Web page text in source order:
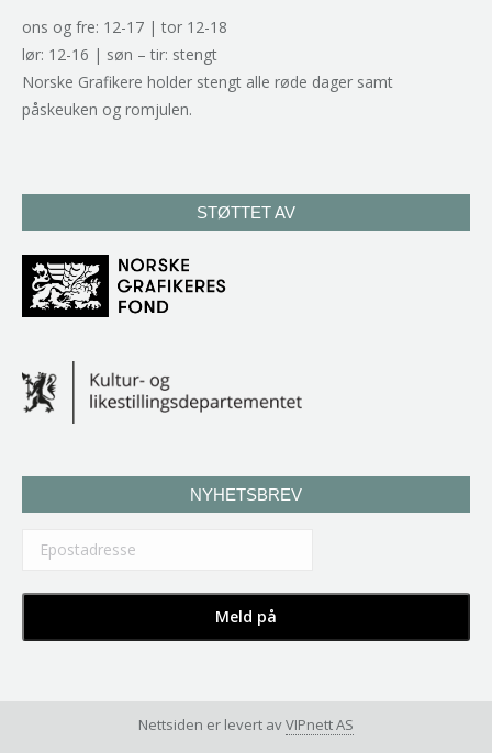
ons og fre: 12-17 | tor 12-18
lør: 12-16 | søn – tir: stengt
Norske Grafikere holder stengt alle røde dager samt
påskeuken og romjulen.
STØTTET AV
NYHETSBREV
Nettsiden er levert avVIPnett AS